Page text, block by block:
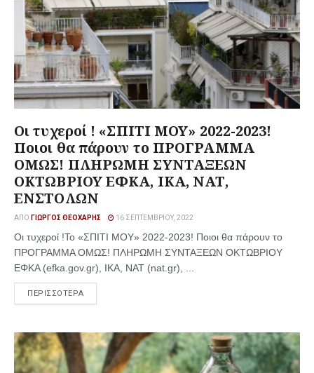
Οι τυχεροί ! «ΣΠΙΤΙ ΜΟΥ» 2022-2023!
Ποιοι θα πάρουν το ΠΡΟΓΡΑΜΜΑ
ΟΜΩΣ! ΠΛΗΡΩΜΗ ΣΥΝΤΑΞΕΩΝ
ΟΚΤΩΒΡΙΟΥ ΕΦΚΑ, ΙΚΑ, ΝΑΤ,
ΕΝΣΤΟΛΩΝ
ΑΠΌ ΓΙΏΡΓΟΣ ΘΕΟΧΆΡΗΣ 16 ΣΕΠΤΕΜΒΡΊΟΥ, 2022
Οι τυχεροί !Το «ΣΠΙΤΙ ΜΟΥ» 2022-2023! Ποιοι θα πάρουν το
ΠΡΟΓΡΑΜΜΑ ΟΜΩΣ! ΠΛΗΡΩΜΗ ΣΥΝΤΑΞΕΩΝ ΟΚΤΩΒΡΙΟΥ
ΕΦΚΑ (efka.gov.gr), ΙΚΑ, ΝΑΤ (nat.gr), ...
ΠΕΡΙΣΣΟΤΕΡΑ